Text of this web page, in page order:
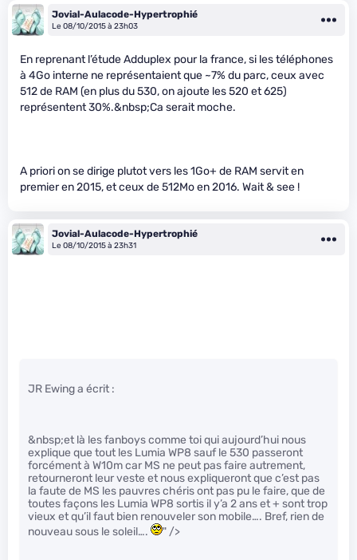
Jovial-Aulacode-Hypertrophié
Le 08/10/2015 à 23h03
En reprenant l’étude Adduplex pour la france, si les téléphones
à 4Go interne ne représentaient que ~7% du parc, ceux avec
512 de RAM (en plus du 530, on ajoute les 520 et 625)
représentent 30%.&nbsp;Ca serait moche.
A priori on se dirige plutot vers les 1Go+ de RAM servit en
premier en 2015, et ceux de 512Mo en 2016. Wait & see !
Jovial-Aulacode-Hypertrophié
Le 08/10/2015 à 23h31
JR Ewing a écrit :
&nbsp;et là les fanboys comme toi qui aujourd’hui nous
explique que tout les Lumia WP8 sauf le 530 passeront
forcément à W10m car MS ne peut pas faire autrement,
retourneront leur veste et nous expliqueront que c’est pas
la faute de MS les pauvres chéris ont pas pu le faire, que de
toutes façons les Lumia WP8 sortis il y’a 2 ans et + sont trop
vieux et qu’il faut bien renouveler son mobile…. Bref, rien de
nouveau sous le soleil….
" />